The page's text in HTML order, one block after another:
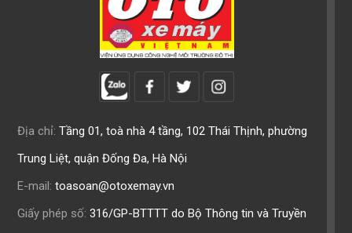
Địa chỉ: Tầng 01, toà nhà 4 tầng, 102 Thái Thịnh, phường
Trung Liệt, quận Đống Đa, Hà Nội
E-mail: toasoan@otoxemay.vn
Giấy phép số: 316/GP-BTTTT do Bộ Thông tin và Truyền